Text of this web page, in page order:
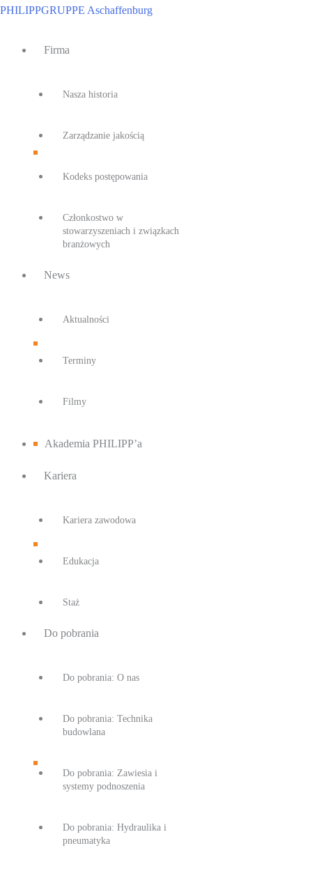
Przejdź
PHILIPPGRUPPE Aschaffenburg
Firma
Nasza historia
Zarządzanie jakością
Kodeks postępowania
Członkostwo w
stowarzyszeniach i związkach
branżowych
News
Aktualności
Terminy
Filmy
Akademia PHILIPP’a
Kariera
Kariera zawodowa
Edukacja
Staż
Do pobrania
Do pobrania: O nas
Do pobrania: Technika
budowlana
Do pobrania: Zawiesia i
systemy podnoszenia
Do pobrania: Hydraulika i
pneumatyka